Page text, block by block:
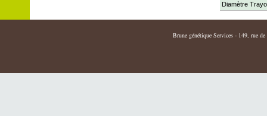
Diamètre
Brune génétique Services - 149, rue